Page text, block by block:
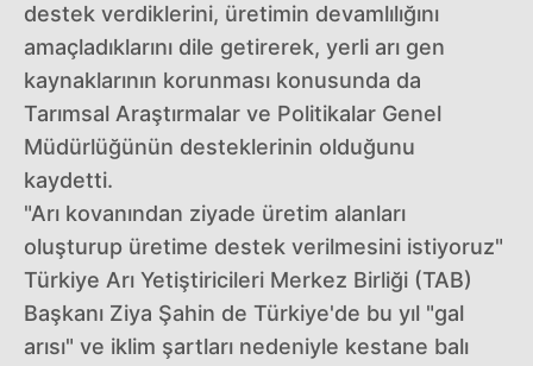
destek verdiklerini, üretimin devamlılığını
amaçladıklarını dile getirerek, yerli arı gen
kaynaklarının korunması konusunda da
Tarımsal Araştırmalar ve Politikalar Genel
Müdürlüğünün desteklerinin olduğunu
kaydetti.
"Arı kovanından ziyade üretim alanları
oluşturup üretime destek verilmesini istiyoruz"
Türkiye Arı Yetiştiricileri Merkez Birliği (TAB)
Başkanı Ziya Şahin de Türkiye'de bu yıl "gal
arısı" ve iklim şartları nedeniyle kestane balı